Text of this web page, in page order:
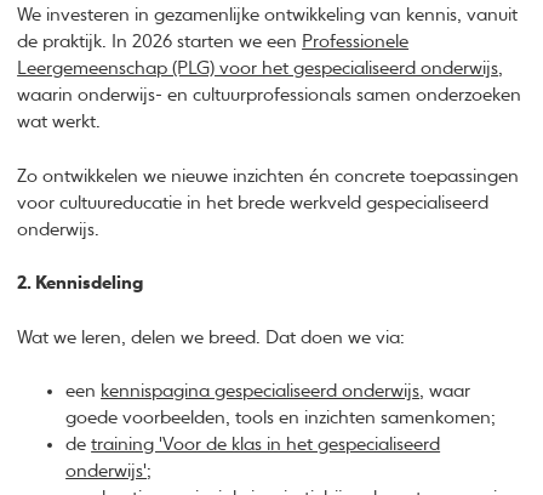
We investeren in gezamenlijke ontwikkeling van kennis, vanuit
de praktijk. In 2026 starten we een Professionele
Leergemeenschap (PLG) voor het gespecialiseerd onderwijs
waarin onderwijs- en cultuurprofessionals samen onderzoeken
wat werkt.
Zo ontwikkelen we nieuwe inzichten én concrete toepassingen
voor cultuureducatie in het brede werkveld gespecialiseerd
onderwijs.
2. Kennisdeling
Wat we leren, delen we breed. Dat doen we via:
een kennispagina gespecialiseerd onderwijs, waar
goede voorbeelden, tools en inzichten samenkomen;
detraining 'Voor de klas in het gespecialiseerd
onderwijs';